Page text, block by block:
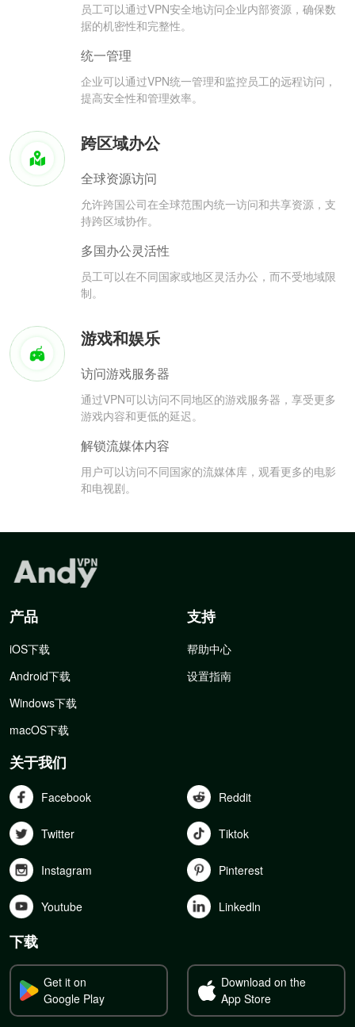
员工可以通过VPN安全地访问企业内部资源，确保数
据的机密性和完整性。
统一管理
企业可以通过VPN统一管理和监控员工的远程访问，
提高安全性和管理效率。
跨区域办公
全球资源访问
允许跨国公司在全球范围内统一访问和共享资源，支
持跨区域协作。
多国办公灵活性
员工可以在不同国家或地区灵活办公，而不受地域限
制。
游戏和娱乐
访问游戏服务器
通过VPN可以访问不同地区的游戏服务器，享受更多
游戏内容和更低的延迟。
解锁流媒体内容
用户可以访问不同国家的流媒体库，观看更多的电影
和电视剧。
产品
iOS下载
Android下载
Windows下载
macOS下载
支持
帮助中心
设置指南
关于我们
Facebook Reddit
Twitter Tiktok
Instagram Pinterest
Youtube Linkedln
下载
Get it on
Google Play
Download on the
App Store